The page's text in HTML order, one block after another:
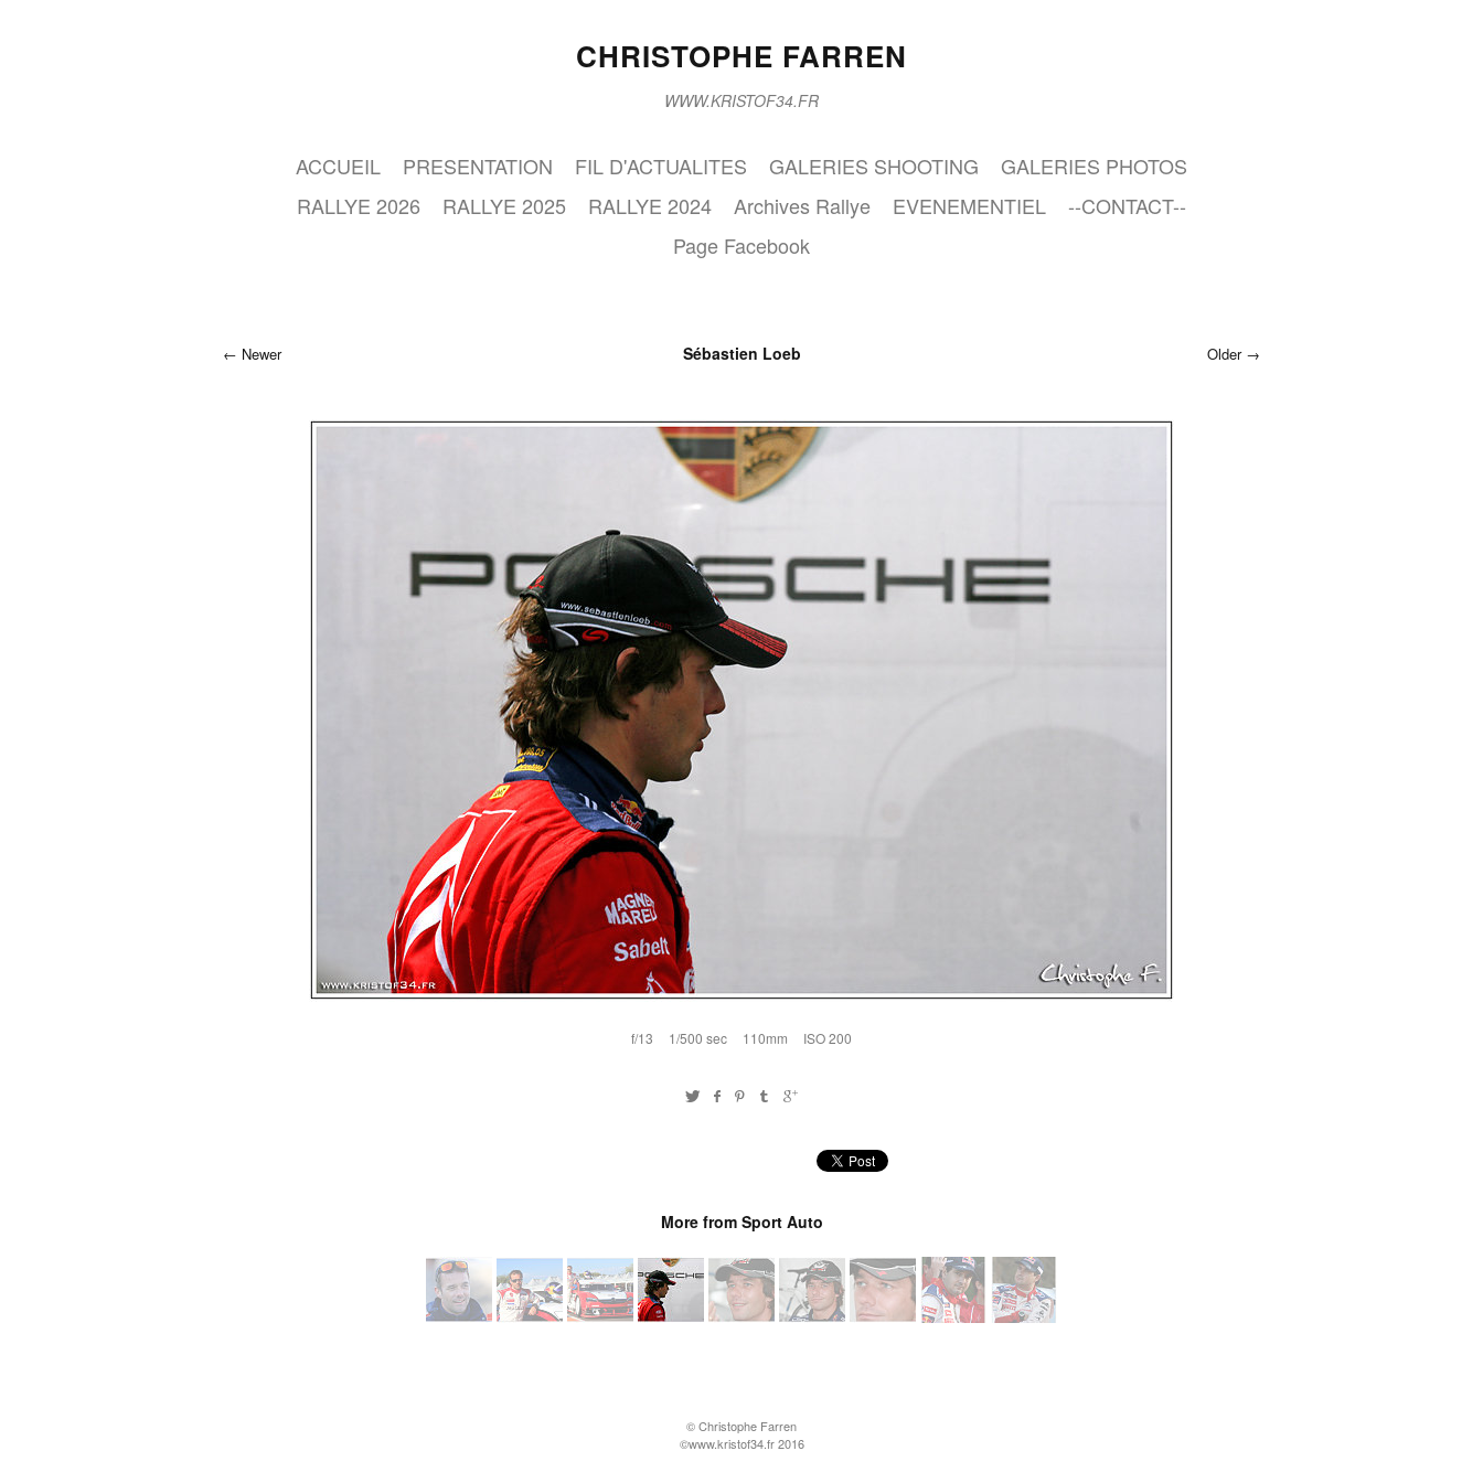
CHRISTOPHE FARREN
WWW.KRISTOF34.FR
ACCUEIL PRESENTATION FIL D'ACTUALITES GALERIES SHOOTING
GALERIES PHOTOS
RALLYE 2026
RALLYE 2025 RALLYE 2024 Archives Rallye EVENEMENTIEL
--CONTACT--
Page Facebook
Newer Sébastien Loeb Older
f/13 1/500 sec 110mm ISO 200
More from Sport Auto
© Christophe Farren
©www.kristof34.fr 2016